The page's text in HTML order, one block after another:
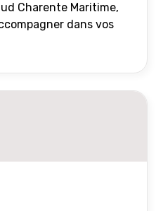
Charente Maritime,
dans vos